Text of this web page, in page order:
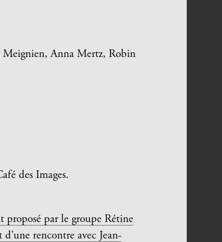
Anna Mertz, Robin
des Images.
proposé par le groupe Rétine
d’une rencontre avec Jean-